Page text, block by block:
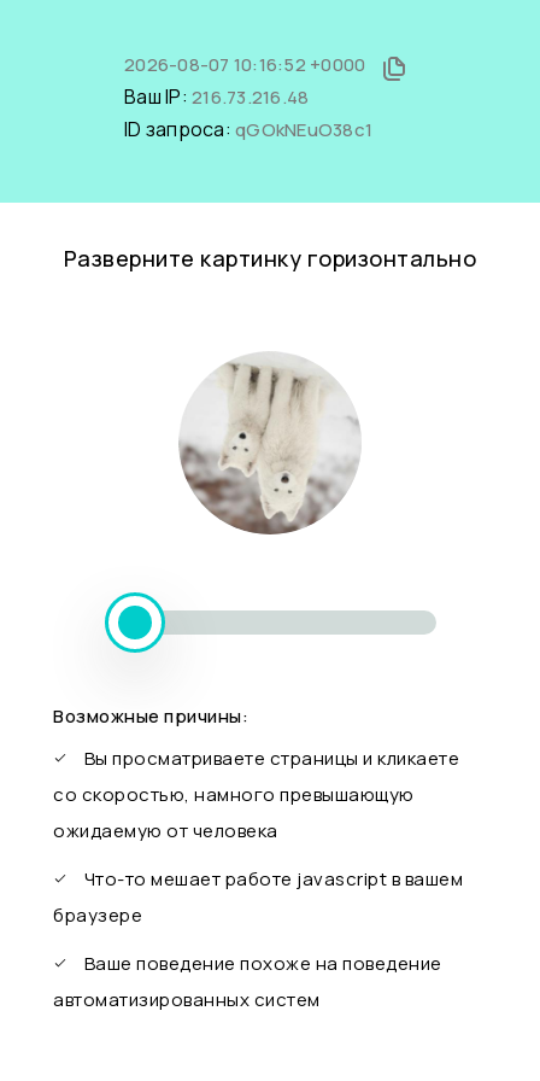
2026-08-07 10:16:52 +0000
Ваш IP: 216.73.216.48
ID запроса: qGOkNEuO38c1
Разверните картинку горизонтально
Возможные причины:
Вы просматриваете страницы и кликаете
со скоростью, намного превышающую
ожидаемую от человека
Что-то мешает работе javascript в вашем
браузере
Ваше поведение похоже на поведение
автоматизированных систем